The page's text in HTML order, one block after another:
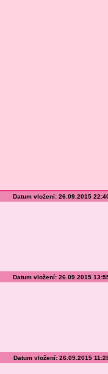
Datum vložení: 26.09.2015
Datum vložení: 26.09.2015
Datum vložení: 26.09.2015